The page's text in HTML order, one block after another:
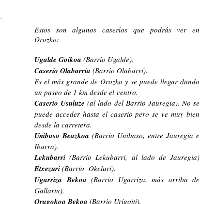
Estos son algunos caseríos que podrás ver en
Orozko:
Ugalde Goikoa (Barrio Ugalde).
Caserío Olabarria (Barrio Olabarri).
Es el más grande de Orozko y se puede llegar dando
un paseo de 1 km desde el centro.
Caserío Usuluze(al lado del Barrio Jauregia). No se
puede acceder hasta el caserío pero se ve muy bien
desde la carretera.
Unibaso Beazkoa (Barrio Unibaso, entre Jauregia e
Ibarra).
Lekubarri(Barrio Lekubarri, al lado de Jauregia)
Etxezuri (Barrio Okeluri).
Ugarriza Bekoa (Barrio Ugarriza, más arriba de
Gallartu).
Oragokoa Bekoa (Barrio Urigoiti).